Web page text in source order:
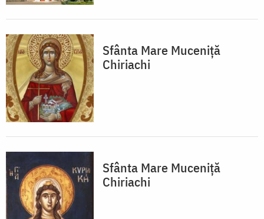
Sfânta Mare Muceniță
Chiriachi
Sfânta Mare Muceniță
Chiriachi